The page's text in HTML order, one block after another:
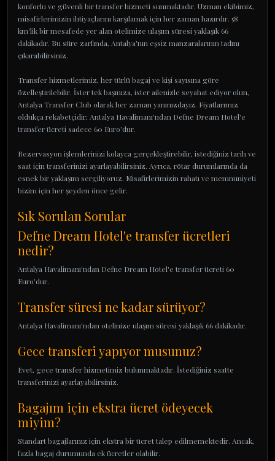
konforlu ve güvenli bir transfer hizmeti sunmaktadır. Uzman ekibimiz,
misafirlerimizin ihtiyaçlarını karşılamak için her zaman hazırdır. 58
km'lik bir mesafede yer alan otelimize ulaşım süresi yaklaşık 66
dakikadır. Bu süre zarfında, Antalya'nın eşsiz manzaralarının tadını
çıkarabilirsiniz.
Transfer hizmetlerimiz, her türlü bagaj ve kişi sayısına göre
özelleştirilebilir. İster tek başınıza, ister ailenizle seyahat ediyor olun,
Antalya Transfer Club olarak her zaman yanınızdayız. Fiyatlarımız
oldukça rekabetçidir; Antalya Havalimanı'ndan Defne Dream Hotel'e
transfer ücreti sadece 60 Euro'dur.
Rezervasyon işlemlerinizi kolayca gerçekleştirebilir, istediğiniz tarih ve
saat için transferinizi ayarlayabilirsiniz. Ayrıca, rötar durumlarında da
esnek bir yaklaşım sergiliyoruz. Misafirlerimizin rahatı ve memnuniyeti
bizim için her şeyden önce gelir.
Sık Sorulan Sorular
Defne Dream Hotel'e transfer ücretleri
nedir?
Antalya Havalimanı'ndan Defne Dream Hotel'e transfer ücreti 60
Euro'dur.
Transfer süresi ne kadar sürüyor?
Antalya Havalimanı'ndan otelinize ulaşım süresi yaklaşık 66 dakikadır.
Gece transferi yapıyor musunuz?
Evet, gece transfer hizmetimiz bulunmaktadır. İstediğiniz saatte
transferinizi ayarlayabilirsiniz.
Bagajım için ekstra ücret ödeyecek
miyim?
Standart bagajlarınız için ekstra bir ücret talep edilmemektedir. Ancak,
fazla bagaj durumunda ek ücretler olabilir.